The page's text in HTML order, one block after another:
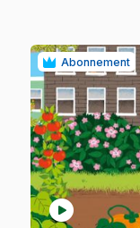
Abonnement
play_circle